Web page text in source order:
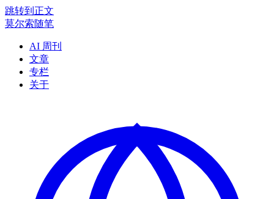
跳转到正文
莫尔索随笔
AI 周刊
文章
专栏
关于